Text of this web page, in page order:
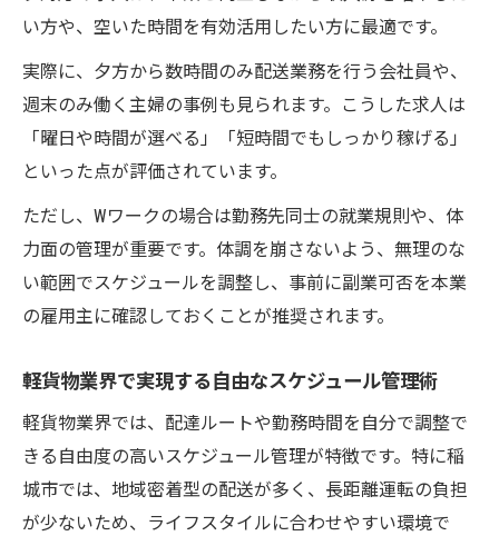
い方や、空いた時間を有効活用したい方に最適です。
実際に、夕方から数時間のみ配送業務を行う会社員や、
週末のみ働く主婦の事例も見られます。こうした求人は
「曜日や時間が選べる」「短時間でもしっかり稼げる」
といった点が評価されています。
ただし、Wワークの場合は勤務先同士の就業規則や、体
力面の管理が重要です。体調を崩さないよう、無理のな
い範囲でスケジュールを調整し、事前に副業可否を本業
の雇用主に確認しておくことが推奨されます。
軽貨物業界で実現する自由なスケジュール管理術
軽貨物業界では、配達ルートや勤務時間を自分で調整で
きる自由度の高いスケジュール管理が特徴です。特に稲
城市では、地域密着型の配送が多く、長距離運転の負担
が少ないため、ライフスタイルに合わせやすい環境で